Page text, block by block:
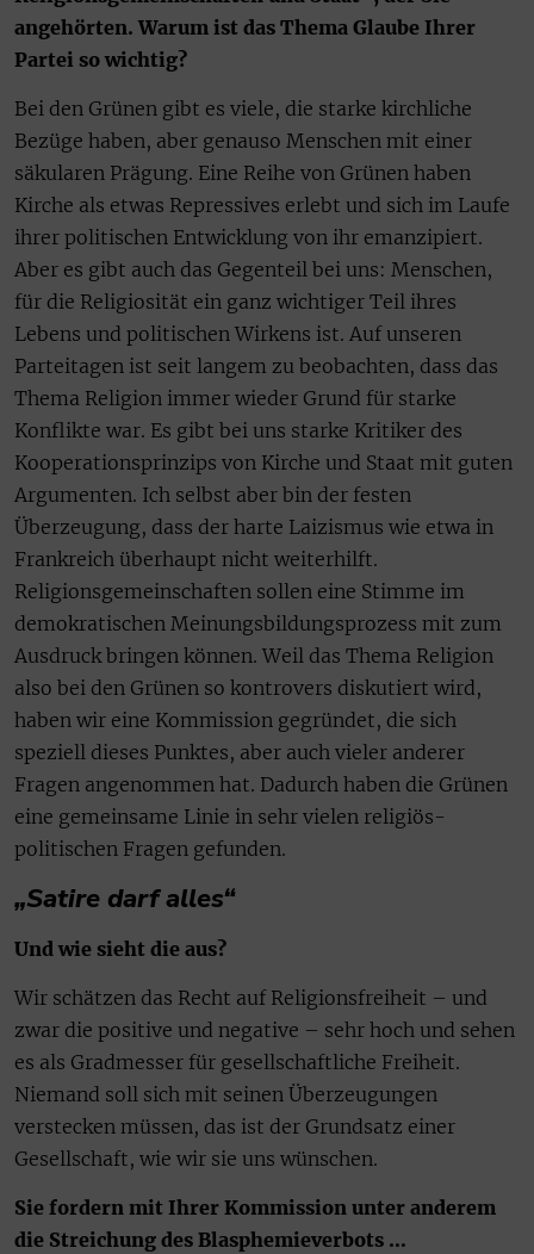
angehörten. Warum ist das Thema Glaube Ihrer
Partei so wichtig?
Bei den Grünen gibt es viele, die starke kirchliche
Bezüge haben, aber genauso Menschen mit einer
säkularen Prägung. Eine Reihe von Grünen haben
Kirche als etwas Repressives erlebt und sich im Laufe
ihrer politischen Entwicklung von ihr emanzipiert.
Aber es gibt auch das Gegenteil bei uns: Menschen,
für die Religiosität ein ganz wichtiger Teil ihres
Lebens und politischen Wirkens ist. Auf unseren
Parteitagen ist seit langem zu beobachten, dass das
Thema Religion immer wieder Grund für starke
Konflikte war. Es gibt bei uns starke Kritiker des
Kooperationsprinzips von Kirche und Staat mit guten
Argumenten. Ich selbst aber bin der festen
Überzeugung, dass der harte Laizismus wie etwa in
Frankreich überhaupt nicht weiterhilft.
Religionsgemeinschaften sollen eine Stimme im
demokratischen Meinungsbildungsprozess mit zum
Ausdruck bringen können. Weil das Thema Religion
also bei den Grünen so kontrovers diskutiert wird,
haben wir eine Kommission gegründet, die sich
speziell dieses Punktes, aber auch vieler anderer
Fragen angenommen hat. Dadurch haben die Grünen
eine gemeinsame Linie in sehr vielen religiös-
politischen Fragen gefunden.
„Satire darf alles“
Und wie sieht die aus?
Wir schätzen das Recht auf Religionsfreiheit – und
zwar die positive und negative – sehr hoch und sehen
es als Gradmesser für gesellschaftliche Freiheit.
Niemand soll sich mit seinen Überzeugungen
verstecken müssen, das ist der Grundsatz einer
Gesellschaft, wie wir sie uns wünschen.
Sie fordern mit Ihrer Kommission unter anderem
die Streichung des Blasphemieverbots …